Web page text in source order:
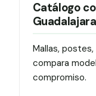
Catálogo
Guadalajara
Mallas,
compara
compromiso.